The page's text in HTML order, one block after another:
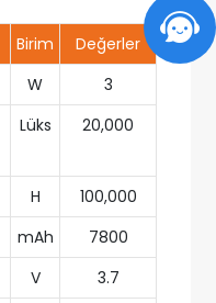
Birim
Değerler
W
3
Lüks 20,000
H
100,000
mAh
7800
V
3.7